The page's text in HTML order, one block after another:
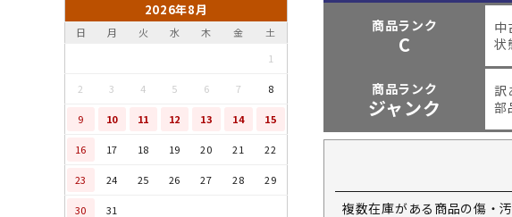
2026年8月
日 月 火 水 木 金
土
1
2 3 4 5 6 7 8
9 10 11 12 13 14 15
16 17 18 19 20 21 22
23 24 25 26 27 28 29
30 31
商品ランク
C
中
状
商品ランク
ジャンク
訳
部
複数在庫がある商品の傷・